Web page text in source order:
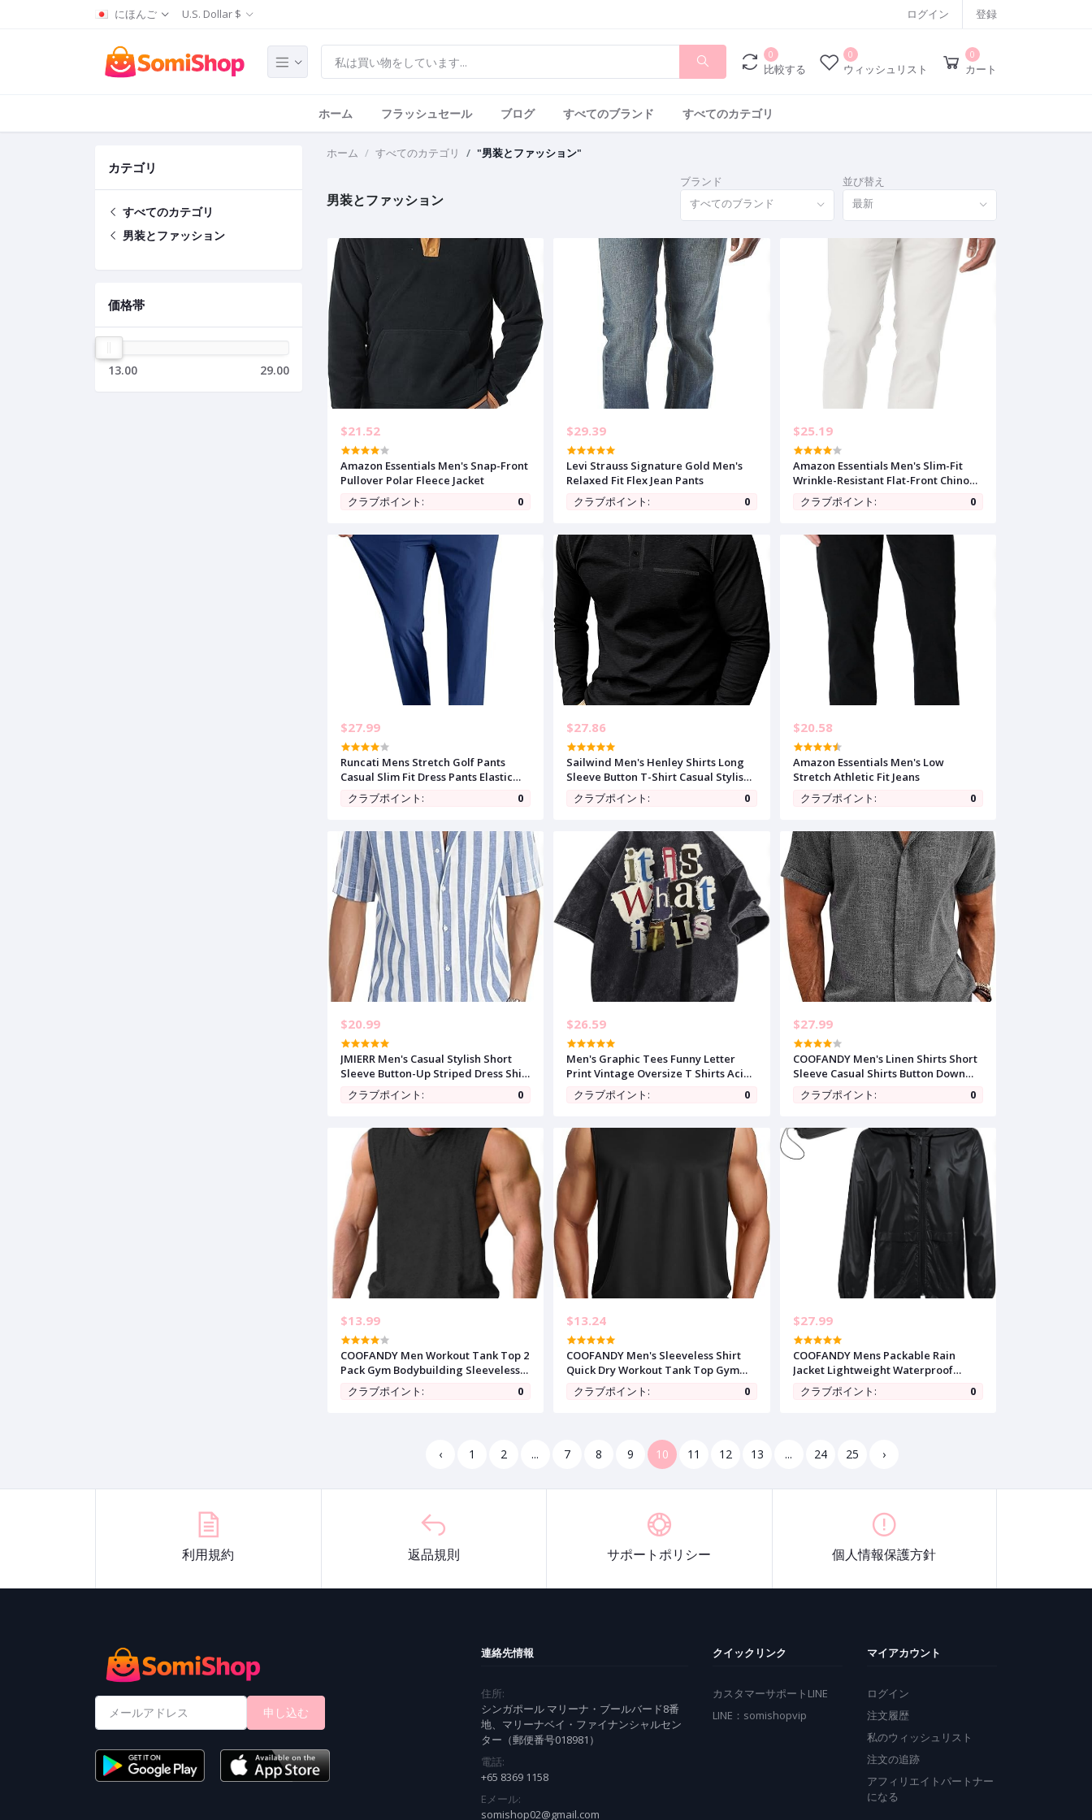
にほんご U.S. Dollar $ ログイン 登録
0
比較する
0
ウィッシュリスト
0
カート
ホーム フラッシュセール ブログ すべてのブランド すべてのカテゴリ
カテゴリ
すべてのカテゴリ
男装とファッション
価格帯
13.00 29.00
ホーム すべてのカテゴリ "男装とファッション"
男装とファッション
ブランド
すべてのブランド
並び替え
最新
$21.52
Amazon Essentials Men's Snap-Front
Pullover Polar Fleece Jacket
クラブポイント:
0
$29.39
Levi Strauss Signature Gold Men's
Relaxed Fit Flex Jean Pants
クラブポイント:
0
$25.19
Amazon Essentials Men's Slim-Fit
Wrinkle-Resistant Flat-Front Chino
Pant
クラブポイント: 0
$27.99
Runcati Mens Stretch Golf Pants
Casual Slim Fit Dress Pants Elastic
Waist Tapered Work Cropped
Trousers
クラブポイント: 0
$27.86
Sailwind Men's Henley Shirts Long
Sleeve Button T-Shirt Casual Stylish
Cotton Pullover Shirt with Pocket
クラブポイント: 0
$20.58
Amazon Essentials Men's Low
Stretch Athletic Fit Jeans
クラブポイント:
0
$20.99
JMIERR Men's Casual Stylish Short
Sleeve Button-Up Striped Dress Shirt
Cotton Beach Shirts
クラブポイント: 0
$26.59
Men's Graphic Tees Funny Letter
Print Vintage Oversize T Shirts Acid
Wash Shirt Streetwear Rapper
Casual Tee Top
クラブポイント: 0
$27.99
COOFANDY Men's Linen Shirts Short
Sleeve Casual Shirts Button Down
Shirt for Men Beach Summer
Wedding Shirt
クラブポイント: 0
$13.99
COOFANDY Men Workout Tank Top 2
Pack Gym Bodybuilding Sleeveless
Muscle T Shirts
クラブポイント: 0
$13.24
COOFANDY Men's Sleeveless Shirt
Quick Dry Workout Tank Top Gym
Muscle T Shirts Sport Athletic Tanks
Moisture Wicking
クラブポイント: 0
$27.99
COOFANDY Mens Packable Rain
Jacket Lightweight Waterproof
Raincoat with Hood Outdoor Rain
Gear Travel Hiking Cycling
クラブポイント: 0
‹ 1 2 ... 7 8 9 10 11 12 13 ... 24 25 ›
利用規約 返品規則 サポートポリシー 個人情報保護方針
申し込む
連絡先情報
住所:
シンガポール マリーナ・ブールバード8番
地、マリーナベイ・ファイナンシャルセン
ター（郵便番号018981）
電話:
+65 8369 1158
Eメール:
somishop02@gmail.com
クイックリンク
カスタマーサポートLINE
LINE：somishopvip
マイアカウント
ログイン
注文履歴
私のウィッシュリスト
注文の追跡
アフィリエイトパートナー
になる